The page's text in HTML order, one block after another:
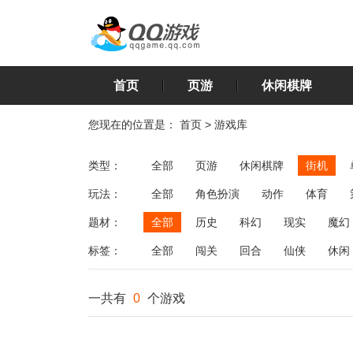
首页 页游 休闲棋牌
您现在的位置是： 首页 > 游戏库
类型： 全部 页游 休闲棋牌 街机
玩法： 全部 角色扮演 动作 体育
飞行
恋爱 第三人称射击 棋类
题材： 全部 历史 科幻 现实 魔幻
标签： 全部 闯关 回合 仙侠 休闲
一共有 0 个游戏